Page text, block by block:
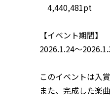
4,440,481pt
【イベント期間】
2026.1.24～
このイベントは入
また、完成した楽